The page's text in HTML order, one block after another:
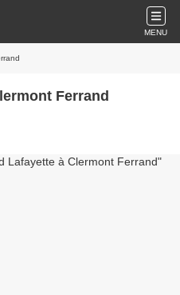
MENU
Ferrand